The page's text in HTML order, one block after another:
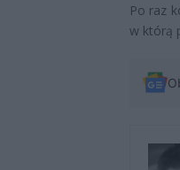
Po raz
w którą